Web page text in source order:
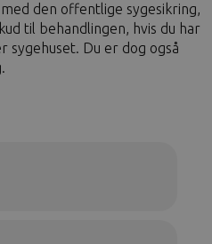
den offentlige sygesikring,
til behandlingen, hvis du har
Du er dog også